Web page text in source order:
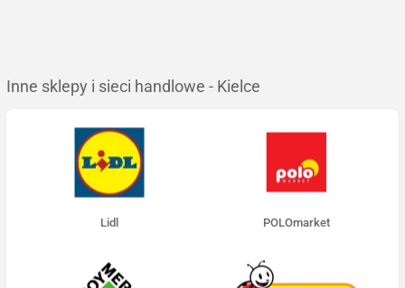
Inne sklepy i sieci handlowe - Kielce
Lidl POLOmarket